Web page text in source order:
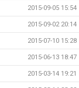
2015-09-05 15:54
2015-09-02 20:14
2015-07-10 15:28
2015-06-13 18:47
2015-03-14 19:21